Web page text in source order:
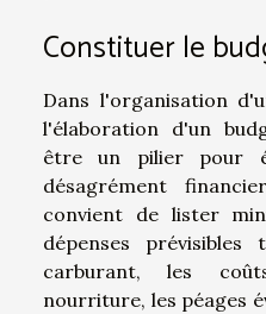
Constituer le
Dans l'organisation
l'élaboration d'un
être un pilier pour
désagrément
convient de lister
dépenses
carburant, les
nourriture, les péages